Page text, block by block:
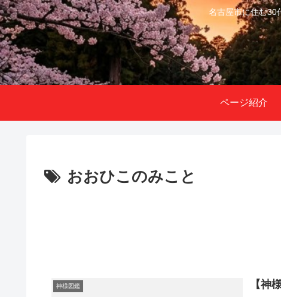
名古屋市に住む30
ページ紹介
おおひこのみこと
神様図鑑 【神